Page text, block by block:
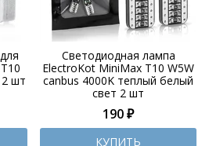
2 шт
Светодиодная лампа
ElectroKot MiniMax T10 W5W
canbus 4000K теплый белый
свет 2 шт
190 ₽
КУПИТЬ